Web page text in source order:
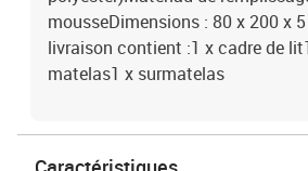
mousseDimensions : 80 x 200 x
livraison contient :1 x cadre de
matelas1 x surmatelas